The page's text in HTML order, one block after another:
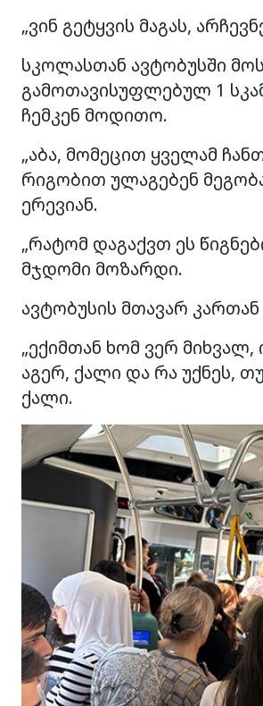
„ვინ გეტყვის მაგას,
სკოლასთან ავტობუსში
გამოთავისუფლებულ 1
ჩემკენ მოდითო.
„აბა, მომეცით ყველამ
რიგობით ულაგებენ
ერევიან.
„რატომ დაგაქვთ ეს
მჯდომი მოზარდი.
ავტობუსის მთავარ
„ექიმთან ხომ ვერ
აგერ, ქალი და რა უქნეს,
ქალი.